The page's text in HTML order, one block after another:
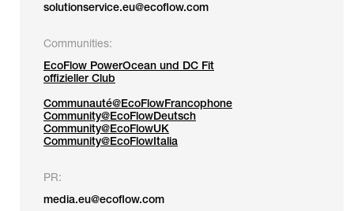
solutionservice.eu@ecoflow.com
Communities:
EcoFlow PowerOcean und DC Fit
offizieller Club
Communauté@EcoFlowFrancophone
Community@EcoFlowDeutsch
Community@EcoFlowUK
Community@EcoFlowItalia
PR:
media.eu@ecoflow.com